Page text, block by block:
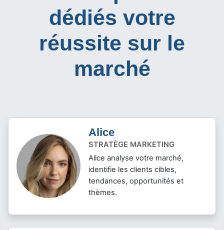
dédiés votre
réussite sur le
marché
Alice
STRATÈGE MARKETING
Alice analyse votre marché,
identifie les clients cibles,
tendances, opportunités et
thèmes.